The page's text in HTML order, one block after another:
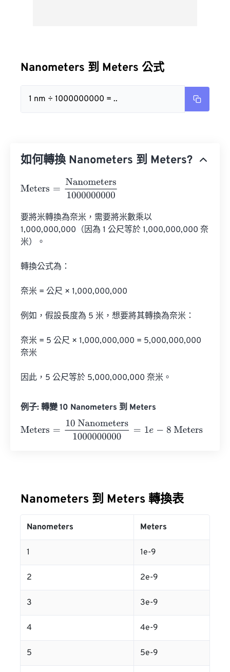
Nanometers 到 Meters 公式
1 nm ÷ 1000000000 = ..
如何轉換 Nanometers 到 Meters?
Meters Nanometers1000000000
要將米轉換為奈米，需要將米數乘以
1,000,000,000（因為 1 公尺等於 1,000,000,000 奈
米）。
轉換公式為：
奈米 = 公尺 × 1,000,000,000
例如，假設長度為 5 米，想要將其轉換為奈米：
奈米 = 5 公尺 × 1,000,000,000 = 5,000,000,000
奈米
因此，5 公尺等於 5,000,000,000 奈米。
例子: 轉變 10 Nanometers 到 Meters
Meters
10 Nanometers1000000000 e- 8 Meters
Nanometers 到 Meters 轉換表
Nanometers Meters
1 1e-9
2 2e-9
3 3e-9
4 4e-9
5 5e-9